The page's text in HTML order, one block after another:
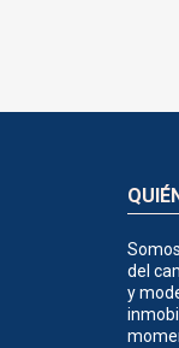
del
y